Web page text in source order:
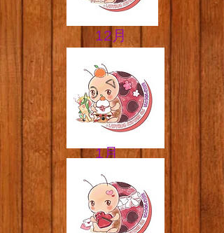
​​12月
​​1月